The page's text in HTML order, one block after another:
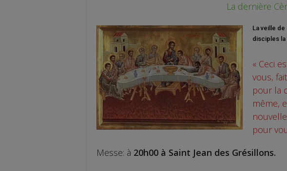
La dernière
La veille
disciples la
« Ceci
vous,
pour la
même,
pour
Messe: à 20h00 à Saint Jean des Grésillons.